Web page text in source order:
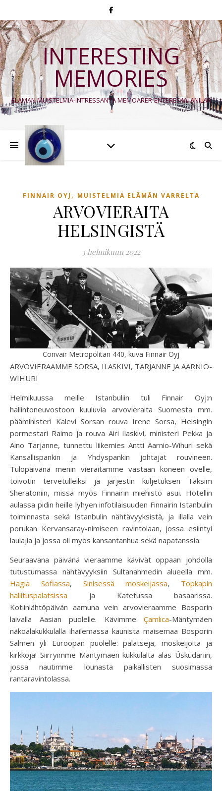
INTERESTING
MEMORIES
ELÄMÄN MUISTELMIA-INTRESSANTA MEMOARER-ENTERESAN ANILAR
FINNAIR OYJ , MUISTELMIA ELÄMÄN VARRELTA
ARVOVIERAITA
HELSINGISTÄ
3 helmikuun 2022
Convair Metropolitan 440, kuva Finnair Oyj
ARVOVIERAAMME SORSA, ILASKIVI, TARJANNE JA AARNIO-
WIHURI
Helmikuussa meille Istanbuliin tuli Finnair Oyj:n
hallintoneuvostoon kuuluvia arvovieraita Suomesta mm.
pääministeri Kalevi Sorsan rouva Irene Sorsa, Helsingin
pormestari Raimo ja rouva Airi Ilaskivi, ministeri Pekka ja
Aino Tarjanne, tunnettu liikemies Antti Aarnio-Wihuri sekä
Kansallispankin ja Yhdyspankin johtajat rouvineen.
Tulopäivänä menin vieraitamme vastaan koneen ovelle,
toivotin tervetulleiksi ja järjestin kuljetuksen Taksim
Sheratoniin, missä myös Finnairin miehistö asui. Hotellin
aulassa pidin heille lyhyen infotilaisuuden Finnairin Istanbulin
toiminnasta sekä Istanbulin nähtävyyksistä, ja illalla vein
porukan Kervansaray-nimiseen ravintolaan, jossa esiintyi
laulajia ja jossa oli myös kansantanhua sekä napatanssia.
Seuraavana päivänä vieraamme kävivät oppaan johdolla
tutustumassa nähtävyyksiin Sultanahmedin alueella mm.
Hagia Sofiassa, Sinisessä moskeijassa, Topkapin
hallituspalatsissa ja Katetussa basaarissa.
Kotiinlähtöpäivän aamuna vein arvovieraamme Bosporin
laivalla Aasian puolelle. Kävimme Çamlıca-Mäntymäen
näköalakukkulalla ihailemassa kaunista maisemaa Bosporin
Salmen yli Euroopan puolelle: palatseja, moskeijoita ja
kirkkoja! Siirryimme Mäntymäen kukkulalta alas Üsküdariin,
jossa nautimme lounasta paikallisten suosimassa
rantaravintolassa.